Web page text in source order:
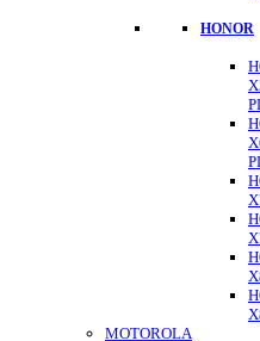
HONOR
MOTOROLA